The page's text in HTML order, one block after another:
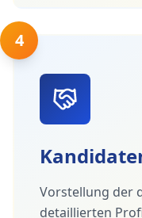
4
Vorstellung der
detaillierten